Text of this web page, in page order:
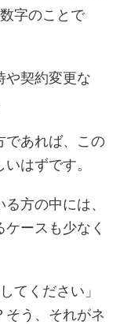
字のことで
や契約変更な
であれば、この
はずです。
方の中には、
ースも少なく
てください」
そう、それがネ